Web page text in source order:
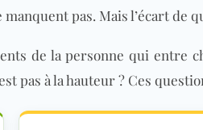
pas. Mais l’écart
de la personne qui entre
pas à la hauteur ? Ces